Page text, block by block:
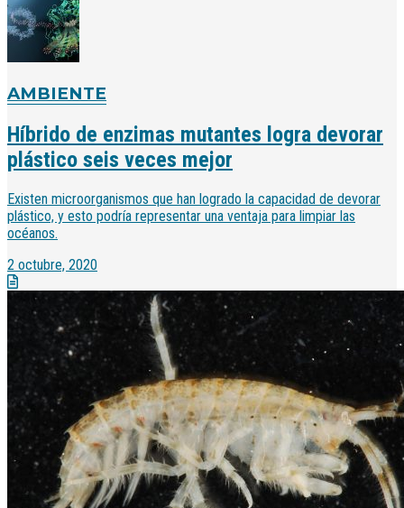
AMBIENTE
Híbrido de enzimas mutantes logra devorar
plástico seis veces mejor
Existen microorganismos que han logrado la capacidad de devorar
plástico, y esto podría representar una ventaja para limpiar las
océanos.
2 octubre, 2020